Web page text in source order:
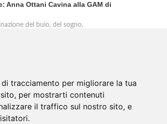
tracciamento per migliorare la tua
per mostrarti contenuti
il traffico sul nostro sito, e
Anna Ottani Cavina alla GAM di
del buio, del sogno,
sulla mostra Notti. Cinque
pleniluni.